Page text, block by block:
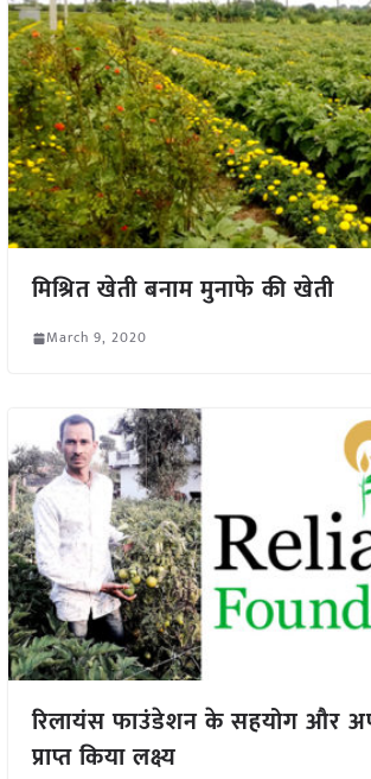
मिश्रित खेती बनाम मुनाफे की खेती
March 9, 2020
रिलायंस फाउंडेशन के सहयोग और
प्राप्त किया लक्ष्य